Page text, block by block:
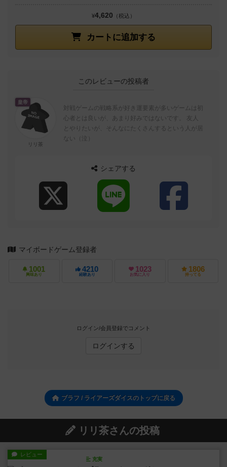
カートに追加する
¥4,620 （税込）
このレビューの投稿者
皇帝
リリ茶
対戦ゲームの戦略系が好き運要素が多いゲームは初
心者とは良いが、あまり好みではないです。 友人
とやりたいが、そんなにたくさんするという人が居
ない（泣）
シェアする
マイボードゲーム登録者
1001
興味あり
4210
経験あり
1023
お気に入り
1806
持ってる
ログイン/会員登録でコメント
ログインする
ブラフ / ライアーズダイスのトップに戻る
リリ茶さんの投稿
レビュー
充実